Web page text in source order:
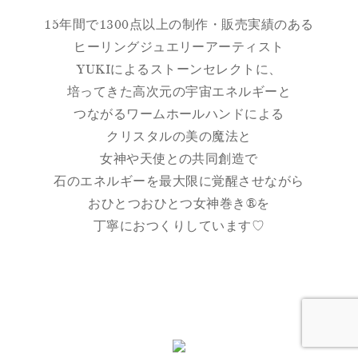
15年間で1300点以上の制作・販売実績のある
ヒーリングジュエリーアーティスト
YUKIによるストーンセレクトに、
培ってきた高次元の宇宙エネルギーと
つながるワームホールハンドによる
クリスタルの美の魔法と
女神や天使との共同創造で
石のエネルギーを最大限に覚醒させながら
おひとつおひとつ女神巻き®を
丁寧におつくりしています♡